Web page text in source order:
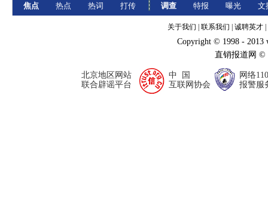
焦点
热点
热词
打传
调查
特报
曝光
文
关于我们 联系我们 诚聘英才
Copyright © 1998 - 2013
直销报道网
北京地区网站
联合辟谣平台
中 国
互联网协会
网络110
报警服